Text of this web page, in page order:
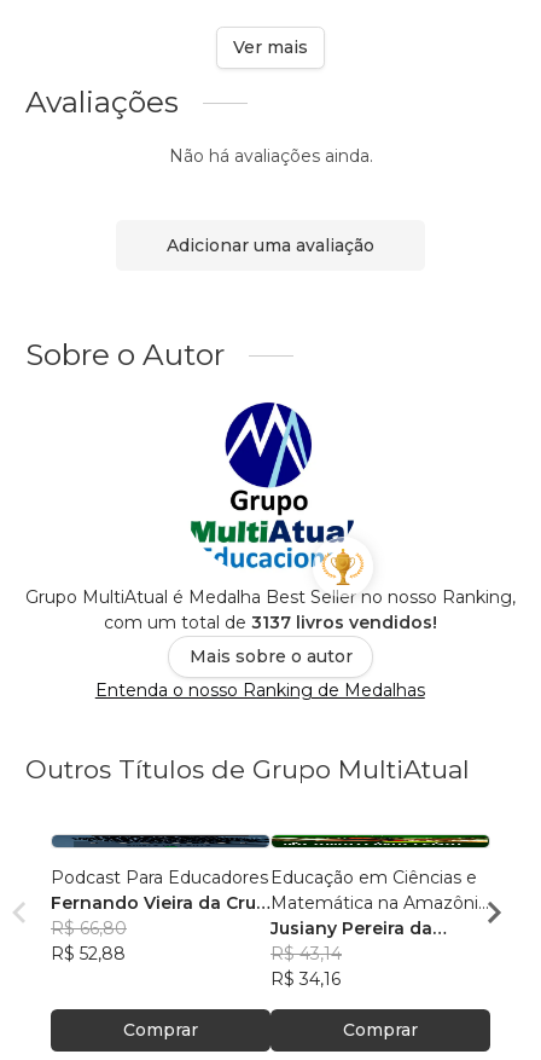
Ver mais
Avaliações
Não há avaliações ainda.
Adicionar uma avaliação
Sobre o Autor
Grupo MultiAtual é Medalha Best Seller no nosso Ranking,
com um total de 3137 livros vendidos!
Mais sobre o autor
Entenda o nosso Ranking de Medalhas
Outros Títulos de Grupo MultiAtual
Podcast Para Educadores
Fernando Vieira da Cruz
(Fernandinho Cruz)
R$ 66,80
R$ 52,88
Comprar
Educação em Ciências e
Matemática na Amazônia
Legal: Pesquisas e
Práticas Pedagógicas
Jusiany Pereira da
Cunha dos Santos
R$ 43,14
R$ 34,16
Comprar
Érica